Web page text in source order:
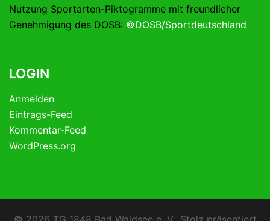
Nutzung Sportarten-Piktogramme mit freundlicher
Genehmigung des DOSB: ©DOSB/Sportdeutschland
LOGIN
Anmelden
Eintrags-Feed
Kommentar-Feed
WordPress.org